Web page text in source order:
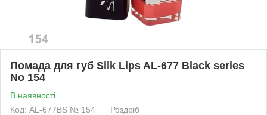
Помада для губ Silk Lips AL-677 Black series
No 154
В наявності
Код: AL-677BS № 154
Роздріб